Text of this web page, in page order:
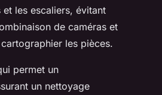
les escaliers, évitant
de caméras et
les pièces.
permet un
un nettoyage